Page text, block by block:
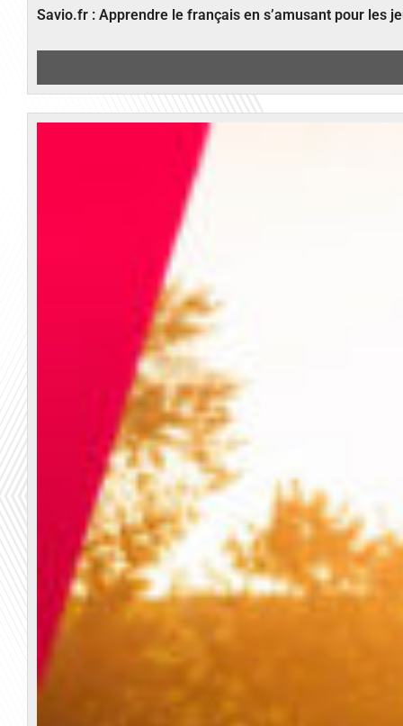
Savio.fr : Apprendre le français en s’amusant pour les